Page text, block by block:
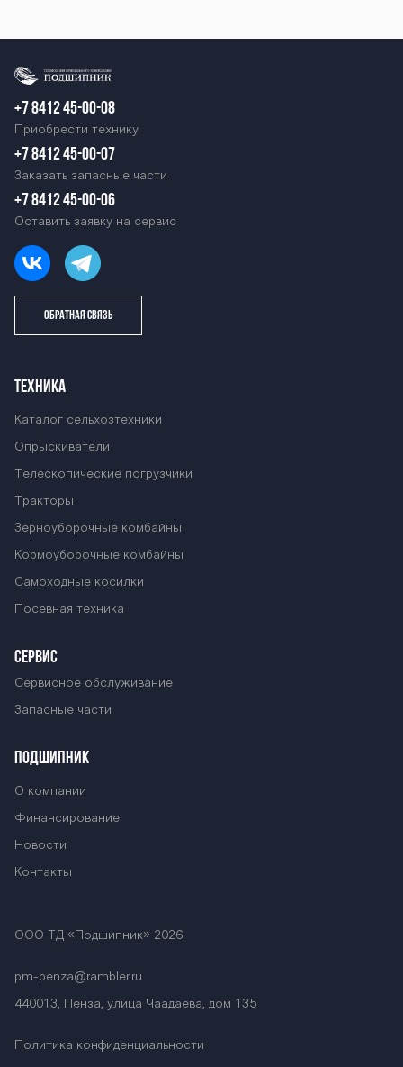
+7 8412 45-00-08
Приобрести технику
+7 8412 45-00-07
Заказать запасные части
+7 8412 45-00-06
Оставить заявку на сервис
ОБРАТНАЯ СВЯЗЬ
ТЕХНИКА
Каталог сельхозтехники
Опрыскиватели
Телескопические погрузчики
Тракторы
Зерноуборочные комбайны
Кормоуборочные комбайны
Самоходные косилки
Посевная техника
СЕРВИС
Сервисное обслуживание
Запасные части
ПОДШИПНИК
О компании
Финансирование
Новости
Контакты
ООО ТД «Подшипник» 2026
pm-penza@rambler.ru
440013, Пенза, улица Чаадаева, дом 135
Политика конфиденциальности